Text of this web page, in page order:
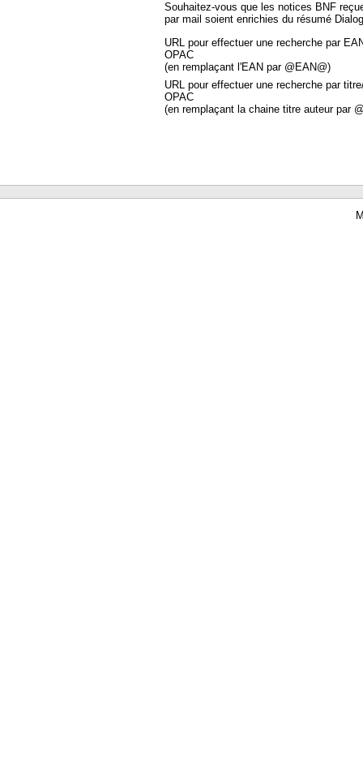
Souhaitez-vous que les notices BNF
par mail soient enrichies du résumé
URL pour effectuer une recherche par
OPAC
(en remplaçant l'EAN par @EAN@)
URL pour effectuer une recherche par
OPAC
(en remplaçant la chaine titre auteur par